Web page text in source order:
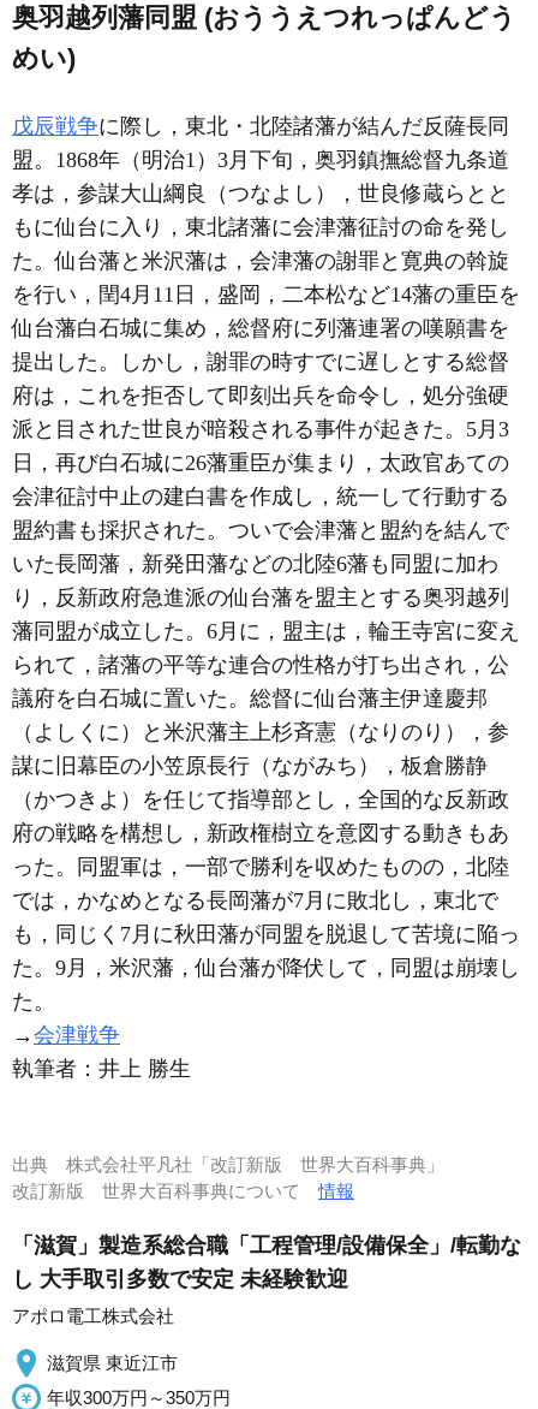
奥羽越列藩同盟 (おううえつれっぱんどう
めい)
戊辰戦争に際し，東北・北陸諸藩が結んだ反薩長同
盟。1868年（明治1）3月下旬，奥羽鎮撫総督九条道
孝は，参謀大山綱良（つなよし），世良修蔵らとと
もに仙台に入り，東北諸藩に会津藩征討の命を発し
た。仙台藩と米沢藩は，会津藩の謝罪と寛典の斡旋
を行い，閏4月11日，盛岡，二本松など14藩の重臣を
仙台藩白石城に集め，総督府に列藩連署の嘆願書を
提出した。しかし，謝罪の時すでに遅しとする総督
府は，これを拒否して即刻出兵を命令し，処分強硬
派と目された世良が暗殺される事件が起きた。5月3
日，再び白石城に26藩重臣が集まり，太政官あての
会津征討中止の建白書を作成し，統一して行動する
盟約書も採択された。ついで会津藩と盟約を結んで
いた長岡藩，新発田藩などの北陸6藩も同盟に加わ
り，反新政府急進派の仙台藩を盟主とする奥羽越列
藩同盟が成立した。6月に，盟主は，輪王寺宮に変え
られて，諸藩の平等な連合の性格が打ち出され，公
議府を白石城に置いた。総督に仙台藩主伊達慶邦
（よしくに）と米沢藩主上杉斉憲（なりのり），参
謀に旧幕臣の小笠原長行（ながみち），板倉勝静
（かつきよ）を任じて指導部とし，全国的な反新政
府の戦略を構想し，新政権樹立を意図する動きもあ
った。同盟軍は，一部で勝利を収めたものの，北陸
では，かなめとなる長岡藩が7月に敗北し，東北で
も，同じく7月に秋田藩が同盟を脱退して苦境に陥っ
た。9月，米沢藩，仙台藩が降伏して，同盟は崩壊し
た。
→会津戦争
執筆者： 井上 勝生
出典 株式会社平凡社「改訂新版 世界大百科事典」
改訂新版 世界大百科事典について情報
「滋賀」製造系総合職「工程管理/設備保全」/転勤な
し 大手取引多数で安定 未経験歓迎
アポロ電工株式会社
滋賀県 東近江市
年収300万円～350万円